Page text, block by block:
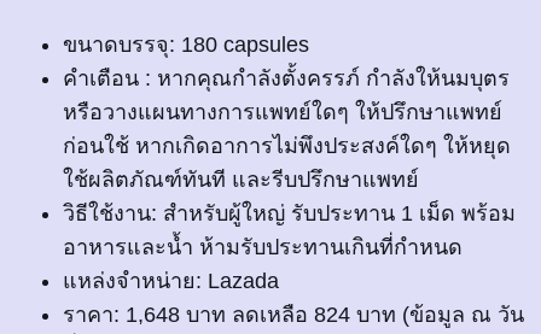
ขนาดบรรจุ: 180 capsules
คำเตือน : หากคุณกำลังตั้งครรภ์ กำลังให้นมบุตร
หรือวางแผนทางการแพทย์ใดๆ ให้ปรึกษาแพทย์
ก่อนใช้ หากเกิดอาการไม่พึงประสงค์ใดๆ ให้หยุด
ใช้ผลิตภัณฑ์ทันที และรีบปรึกษาแพทย์
วิธีใช้งาน: สำหรับผู้ใหญ่ รับประทาน 1 เม็ด พร้อม
อาหารและน้ำ ห้ามรับประทานเกินที่กำหนด
แหล่งจำหน่าย: Lazada
ราคา: 1,648 บาท ลดเหลือ 824 บาท (ข้อมูล ณ วัน